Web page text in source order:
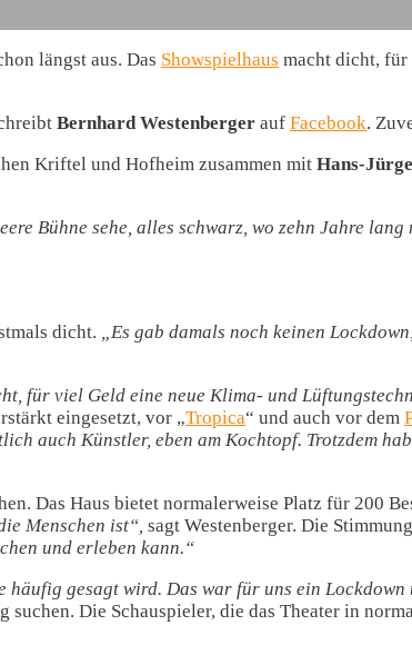
längst aus. Das Showspielhaus macht dicht, für
Bernhard Westenberger auf Facebook.
Kriftel und Hofheim zusammen mit Hans-
Bühne sehe, alles schwarz, wo zehn Jahre
dicht. „Es gab damals noch keinen
für viel Geld eine neue Klima- und
eingesetzt, vor „Tropica“ und auch vor dem
auch Künstler, eben am Kochtopf. Trotzdem
Das Haus bietet normalerweise Platz für 200
Menschen ist“, sagt Westenberger. Die
und erleben kann.“
häufig gesagt wird. Das war für uns ein Lockdown
Die Schauspieler, die das Theater in